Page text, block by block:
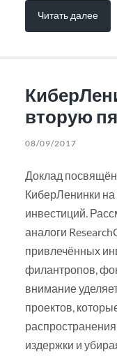
Читать далее
вторую
08/09/2017
Доклад
КиберЛенинки
инвестиций.
аналоги
привлечённых
филантропов,
внимание
проектов,
издержки и